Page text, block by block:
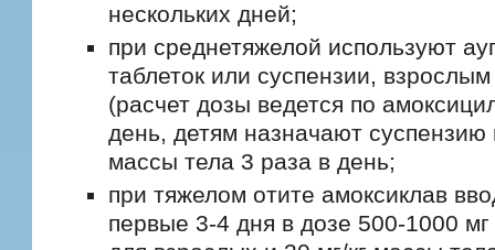
нескольких дней;
при среднетяжелой используют
таблеток или суспензии,
(расчет дозы ведется по
день, детям назначают суспензию
массы тела 3 раза в день;
при тяжелом отите амоксиклав
первые 3-4 дня в дозе 500-1000 мг